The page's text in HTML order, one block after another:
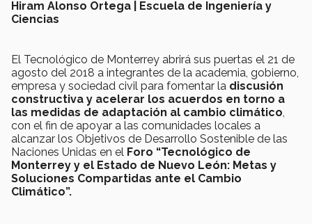
Hiram Alonso Ortega | Escuela de Ingeniería y
Ciencias
El Tecnológico de Monterrey abrirá sus puertas el 21 de
agosto del 2018 a integrantes de la academia, gobierno,
empresa y sociedad civil para fomentar la discusión
constructiva y acelerar los acuerdos en torno a
las medidas de adaptación al cambio climático
con el fin de apoyar a las comunidades locales a
alcanzar los Objetivos de Desarrollo Sostenible de las
Naciones Unidas en el Foro “Tecnológico de
Monterrey y el Estado de Nuevo León: Metas y
Soluciones Compartidas ante el Cambio
Climático”.